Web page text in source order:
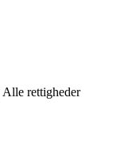
rettigheder